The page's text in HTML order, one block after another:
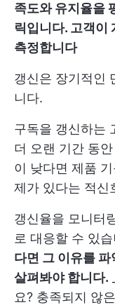
족도와 유지율을
릭입니다. 고객이
측정합니다
갱신은 장기적인
니다.
구독을 갱신하는
더 오랜 기간 동
이 낮다면 제품
제가 있다는 적신
갱신율을 모니터
로 대응할 수 있
다면 그 이유를
살펴봐야 합니다.
요? 충족되지 않